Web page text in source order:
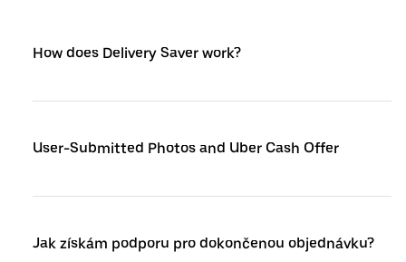
How does Delivery Saver work?
User-Submitted Photos and Uber Cash Offer
Jak získám podporu pro dokončenou objednávku?